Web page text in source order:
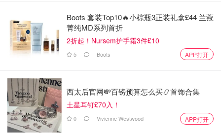
Boots 套装Top10🔥小棕瓶3正装礼盒£44 兰蔻
菁纯MD系列首折
2折起！Nursem护手霜3件£10
5 Boots APP打开
西太后官网💸百镑预算怎么买📿首饰合集
土星耳钉£70入！
0 Vivienne Westwood APP打开